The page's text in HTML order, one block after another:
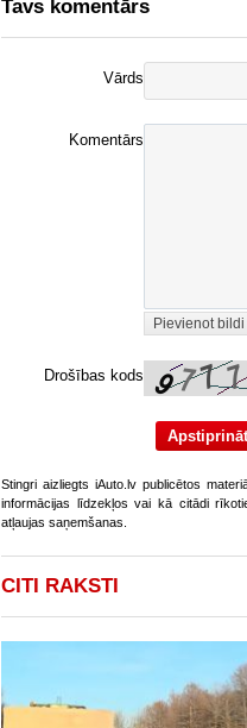
Tavs komentārs
Vārds
Komentārs
Pievienot bildi
Drošības kods
Stingri aizliegts iAuto.lv publicētos
informācijas līdzekļos vai kā citādi
atļaujas saņemšanas.
CITI RAKSTI